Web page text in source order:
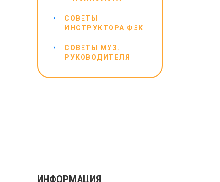
СОВЕТЫ
ИНСТРУКТОРА ФЗК
СОВЕТЫ МУЗ.
РУКОВОДИТЕЛЯ
ИНФОРМАЦИЯ